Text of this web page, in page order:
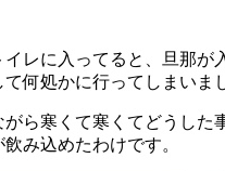
レに入ってると、旦那が
何処かに行ってしまいま
がら寒くて寒くてどうした
み込めたわけです。